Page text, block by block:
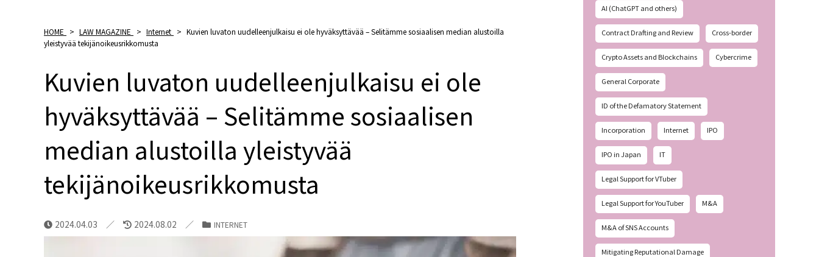
HOME > LAW MAGAZINE > Internet > Kuvien luvaton uudelleenjulkaisu ei ole hyväksyttävää – Selitämme sosiaalisen median alustoilla
yleistyvää tekijänoikeusrikkomusta
Kuvien luvaton uudelleenjulkaisu ei ole
hyväksyttävää – Selitämme sosiaalisen
median alustoilla yleistyvää
tekijänoikeusrikkomusta
2024.04.03 2024.08.02 INTERNET
AI (ChatGPT and others)
Contract Drafting and Review Cross-border
Crypto Assets and Blockchains Cybercrime
General Corporate
ID of the Defamatory Statement
Incorporation Internet IPO
IPO in Japan IT
Legal Support for VTuber
Legal Support for YouTuber M&A
M&A of SNS Accounts
Mitigating Reputational Damage